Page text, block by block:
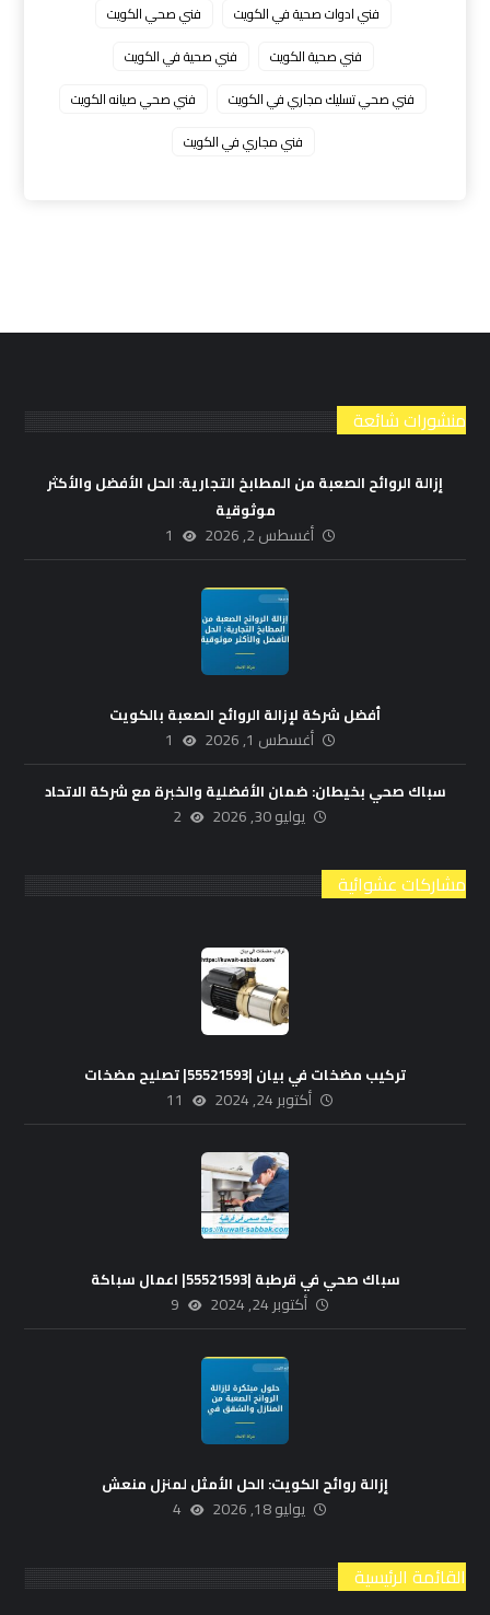
فني ادوات صحية في الكويت
فني صحي الكويت
فني صحية الكويت
فني صحية في الكويت
فني صحي تسليك مجاري في الكويت
فني صحي صيانه الكويت
فني مجاري في الكويت
منشورات شائعة
إزالة الروائح الصعبة من المطابخ التجارية: الحل الأفضل والأكثر
موثوقية
أغسطس 2, 2026 1
أفضل شركة لإزالة الروائح الصعبة بالكويت
أغسطس 1, 2026 1
سباك صحي بخيطان: ضمان الأفضلية والخبرة مع شركة الاتحاد
يوليو 30, 2026 2
مشاركات عشوائية
تركيب مضخات في بيان |55521593| تصليح مضخات
أكتوبر 24, 2024 11
سباك صحي في قرطبة |55521593| اعمال سباكة
أكتوبر 24, 2024 9
إزالة روائح الكويت: الحل الأمثل لمنزل منعش
يوليو 18, 2026 4
القائمة الرئيسية